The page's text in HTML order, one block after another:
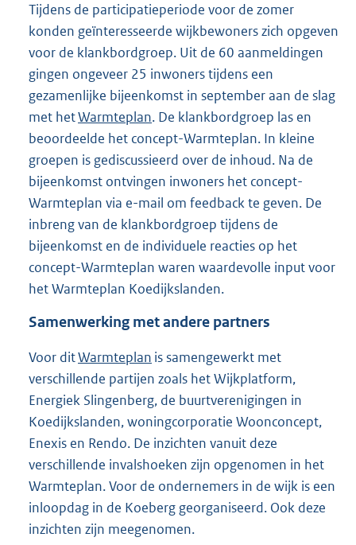
Tijdens de participatieperiode voor de zomer
konden geïnteresseerde wijkbewoners zich opgeven
voor de klankbordgroep. Uit de 60 aanmeldingen
gingen ongeveer 25 inwoners tijdens een
gezamenlijke bijeenkomst in september aan de slag
met hetWarmteplan. De klankbordgroep las en
beoordeelde het concept-Warmteplan. In kleine
groepen is gediscussieerd over de inhoud. Na de
bijeenkomst ontvingen inwoners het concept-
Warmteplan via e-mail om feedback te geven. De
inbreng van de klankbordgroep tijdens de
bijeenkomst en de individuele reacties op het
concept-Warmteplan waren waardevolle input voor
het Warmteplan Koedijkslanden.
Samenwerking met andere partners
Voor ditWarmteplan is samengewerkt met
verschillende partijen zoals het Wijkplatform,
Energiek Slingenberg, de buurtverenigingen in
Koedijkslanden, woningcorporatie Woonconcept,
Enexis en Rendo. De inzichten vanuit deze
verschillende invalshoeken zijn opgenomen in het
Warmteplan. Voor de ondernemers in de wijk is een
inloopdag in de Koeberg georganiseerd. Ook deze
inzichten zijn meegenomen.